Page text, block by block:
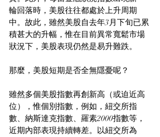
輪回落時，美股往往都處於上升周期
中。故此，雖然美股自去年3月下旬已累
積甚大的升幅，惟在目前異常寬鬆市場
狀況下，美股表現仍然是易升難跌。
那麼，美股短期是否全無隱憂呢？
雖然多個美股指數再創新高（或迫近高
位），惟個別指數，例如，紐交所指
數、納斯達克指數、羅素2000指數等，
近期內部表現持續轉差。以紐交所為